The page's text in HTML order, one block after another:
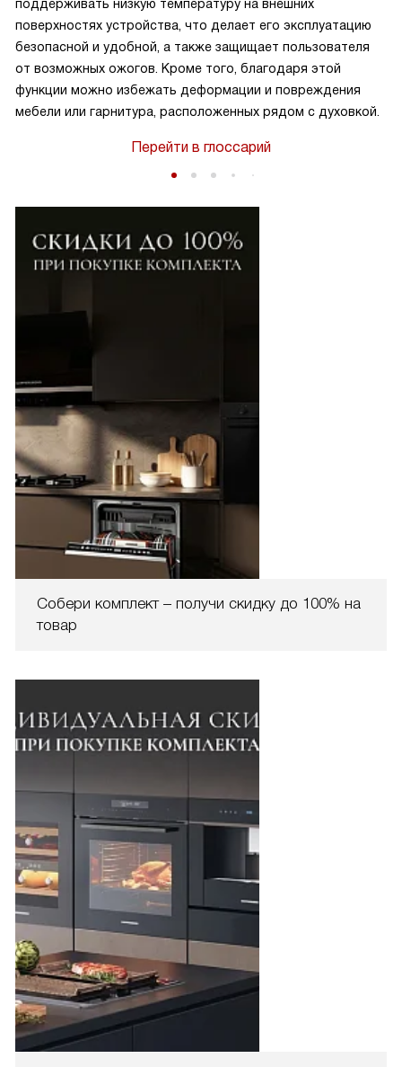
Собери комплект – получи скидку до 100% на
товар
поддерживать низкую температуру на внешних
поверхностях устройства, что делает его эксплуатацию
безопасной и удобной, а также защищает пользователя
от возможных ожогов. Кроме того, благодаря этой
функции можно избежать деформации и повреждения
мебели или гарнитура, расположенных рядом с духовкой.
Перейти в глоссарий